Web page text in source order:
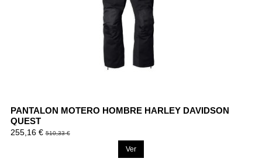
PANTALON MOTERO HOMBRE HARLEY DAVIDSON
QUEST
255,16 €510,33 €
Ver